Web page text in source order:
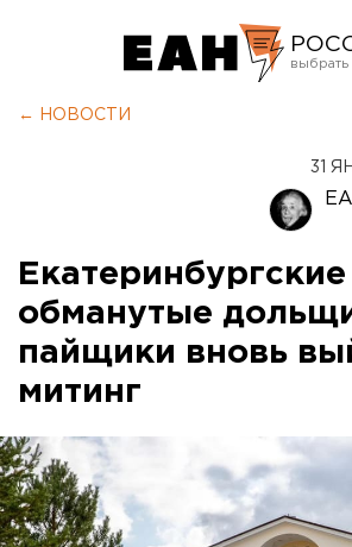
← НОВОСТИ
31
Екатеринбургские
обманутые
пайщики вновь
митинг